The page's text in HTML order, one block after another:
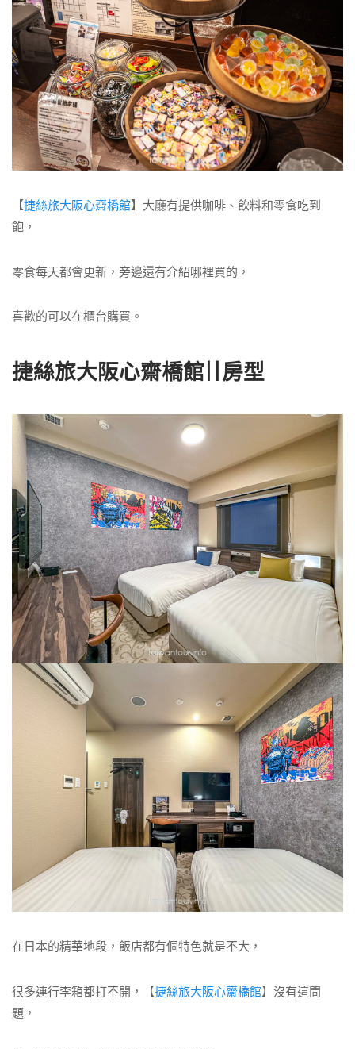
【捷絲旅大阪心齋橋館】大廳有提供咖啡、飲料和零食吃到
飽，
零食每天都會更新，旁邊還有介紹哪裡買的，
喜歡的可以在櫃台購買。
捷絲旅大阪心齋橋館||房型
在日本的精華地段，飯店都有個特色就是不大，
很多連行李箱都打不開，【捷絲旅大阪心齋橋館】沒有這問
題，